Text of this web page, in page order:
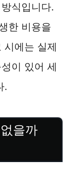
식입니다.
한 비용을
시에는 실제
이 있어 세
.
을까